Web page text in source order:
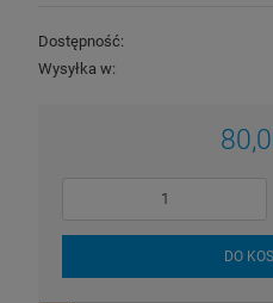
Dostępność:
Wysyłka w:
DO